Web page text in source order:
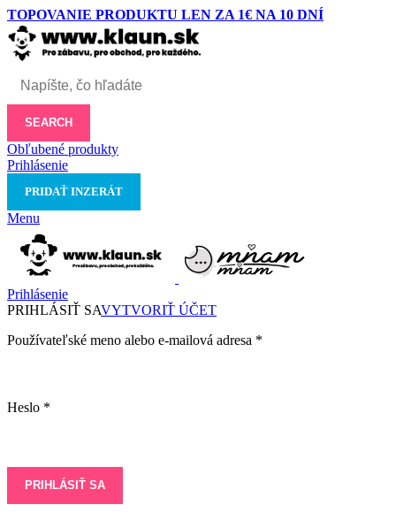
TOPOVANIE PRODUKTU LEN ZA 1€ NA 10 DNÍ
SEARCH
Obľubené produkty
Prihlásenie
PRIDAŤ INZERÁT
Menu
Prihlásenie
PRIHLÁSIŤ SAVYTVORIŤ ÚČET
Používateľské meno alebo e-mailová adresa *
Heslo *
PRIHLÁSIŤ SA